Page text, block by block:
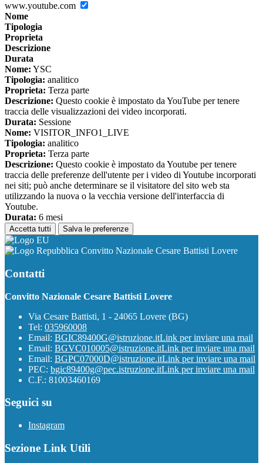
www.youtube.com
Nome
Tipologia
Proprieta
Descrizione
Durata
Nome: YSC
Tipologia: analitico
Proprieta: Terza parte
Descrizione: Questo cookie è impostato da YouTube per tenere
traccia delle visualizzazioni dei video incorporati.
Durata: Sessione
Nome: VISITOR_INFO1_LIVE
Tipologia: analitico
Proprieta: Terza parte
Descrizione: Questo cookie è impostato da Youtube per tenere
traccia delle preferenze dell'utente per i video di Youtube incorporati
nei siti; può anche determinare se il visitatore del sito web sta
utilizzando la nuova o la vecchia versione dell'interfaccia di
Youtube.
Durata: 6 mesi
Accetta tutti Salva le preferenze
Convitto Nazionale Cesare Battisti Lovere
Contatti
Convitto Nazionale Cesare Battisti Lovere
Via Cesare Battisti, 1 - 24065 Lovere (BG)
Tel: 035960008
Email: BGIC89400G@istruzione.itLink per inviare una mail
Email: BGVC010005@istruzione.itLink per inviare una mail
Email: BGPC07000D@istruzione.itLink per inviare una mail
PEC: bgic89400g@pec.istruzione.itLink per inviare una mail
C.F.: 81003460169
Seguici su
Instagram
Sezione Link Utili